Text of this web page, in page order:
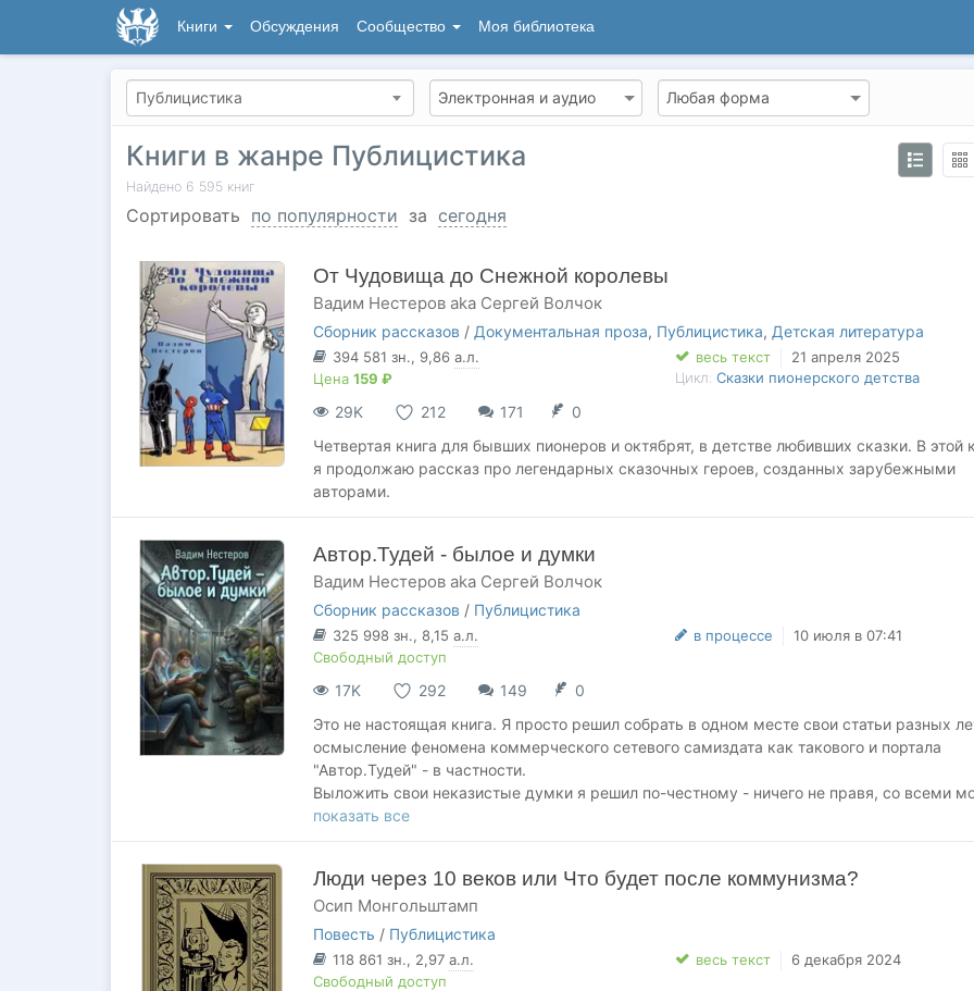
Книги Обсуждения Сообщество Моя библиотека
Публицистика
Книги в жанре Публицистика
Найдено 6 595 книг
Сортировать по популярности за сегодня
От Чудовища до Снежной королевы
Вадим Нестеров aka Сергей Волчок
Сборник рассказов / Документальная проза, Публицистика, Детская литература
394 581 зн., 9,86 а.л.
Цена 159 ₽
весь текст
21 апреля 2025
Цикл: Сказки пионерского детства
29K 212 171
0
Четвертая книга для бывших пионеров и октябрят, в детстве любивших сказки. В этой
я продолжаю рассказ про легендарных сказочных героев, созданных зарубежными
авторами.
Автор.Тудей - былое и думки
Вадим Нестеров aka Сергей Волчок
Сборник рассказов / Публицистика
325 998 зн., 8,15 а.л.
Свободный доступ
в процессе 10 июля в 07:41
17K 292 149
0
Это не настоящая книга. Я просто решил собрать в одном месте свои статьи разных
осмысление феномена коммерческого сетевого самиздата как такового и портала
"Автор.Тудей" - в частности.
Выложить свои неказистые думки я решил по-честному - ничего не правя, со всеми
ошибками, наивным бредом и не оправдавшимися прогнозами.
Ну, чтобы не потерялось.
показать все
Люди через 10 веков или Что будет после коммунизма?
Осип Монгольштамп
Повесть / Публицистика
118 861 зн., 2,97 а.л.
Свободный доступ
весь текст 6 декабря 2024